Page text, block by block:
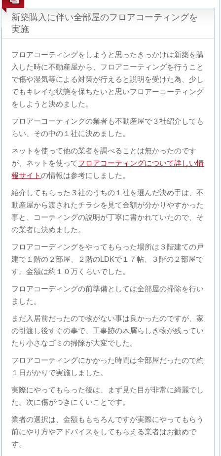
新築購入に伴い全部屋のフロアコーティングを
実施
フロアコーティングをしようと思ったきっかけは新築を購
入した時に不動産屋から、フロアコーティングを行うこと
で傷や湿気等による対策が行えると説明を受けた為、少し
でもキレイな状態を保ちたいと思いフロアーコーティング
をしようと決めました。
フロアーコーティングの業者も不動産屋で３社紹介しても
らい、その中の１社に決めました。
ネットを使って他の業者を調べることは無かったのです
が、ネットを使ってフロアコーティングについて詳しい情
報サイトの情報は参考にしました。
紹介してもらった３社のうちの１社を選んだ決め手は、不
動産屋から渡されたチラシを見て金額が分かりやすかった
事と、コーティングの説明が丁寧に書かれていたので、そ
の業者に決めました。
フロアコーディングをやってもらった場所は３階建ての戸
建で１階の２部屋、２階のLDKで１７帖、３階の２部屋で
す。金額は約１０万くらいでした。
フロアコーディングの前準備としては全部屋の掃除を行い
ました。
まだ入居前だったので物がない事は良かったのですが、家
の引渡し後すぐの事で、工事跡の木屑らしき物が残ってい
たり小さなゴミの掃除が大変でした。
フロアコーティングにかかった時間は全部屋だったので約
１日がかりで実施しました。
実際にやってもらった後は、まず見た目が非常に綺麗でし
た。次に傷がつきにくいことです。
業者の選択は、金額ももちろんですが実際にやってもらう
前にやり方やアドバイスをしてもらえる業者はお勧めで
す。